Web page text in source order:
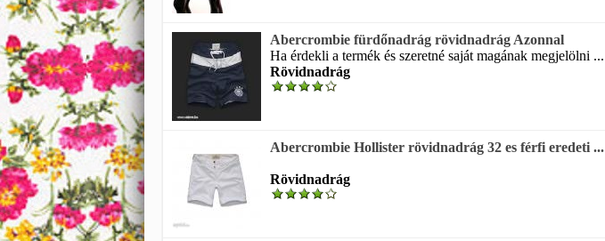
Abercrombie fürdőnadrág rövidnadrág Azonnal
Ha érdekli a termék és szeretné saját magának megjelölni ...
Rövidnadrág
Abercrombie Hollister rövidnadrág 32 es férfi eredeti ...
Rövidnadrág